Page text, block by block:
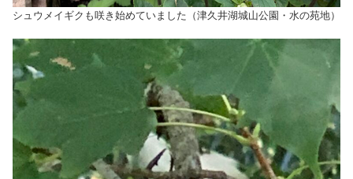
シュウメイギクも咲き始めていました（津久井湖城山公園・水の苑地）